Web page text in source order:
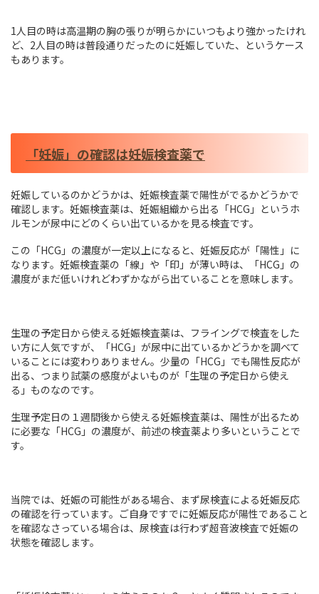
1人目の時は高温期の胸の張りが明らかにいつもより強かったけれ
ど、2人目の時は普段通りだったのに妊娠していた、というケース
もあります。
「妊娠」の確認は妊娠検査薬で
妊娠しているのかどうかは、妊娠検査薬で陽性がでるかどうかで
確認します。妊娠検査薬は、妊娠組織から出る「HCG」というホ
ルモンが尿中にどのくらい出ているかを見る検査です。
この「HCG」の濃度が一定以上になると、妊娠反応が「陽性」に
なります。妊娠検査薬の「線」や「印」が薄い時は、「HCG」の
濃度がまだ低いけれどわずかながら出ていることを意味します。
生理の予定日から使える妊娠検査薬は、フライングで検査をした
い方に人気ですが、「HCG」が尿中に出ているかどうかを調べて
いることには変わりありません。少量の「HCG」でも陽性反応が
出る、つまり試薬の感度がよいものが「生理の予定日から使え
る」ものなのです。
生理予定日の１週間後から使える妊娠検査薬は、陽性が出るため
に必要な「HCG」の濃度が、前述の検査薬より多いということで
す。
当院では、妊娠の可能性がある場合、まず尿検査による妊娠反応
の確認を行っています。ご自身ですでに妊娠反応が陽性であること
を確認なさっている場合は、尿検査は行わず超音波検査で妊娠の
状態を確認します。